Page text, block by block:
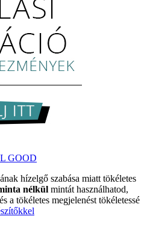
GOOD
hízelgő szabása miatt tökéletes
nélkül mintát használhatod,
a tökéletes megjelenést tökéletessé